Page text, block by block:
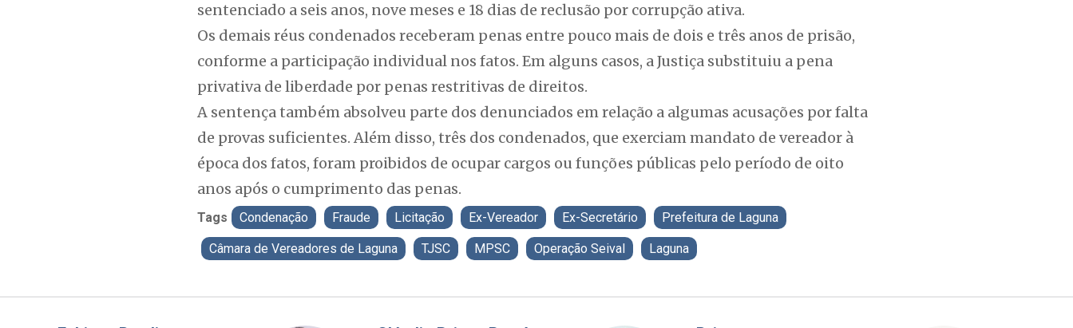
sentenciado a seis anos, nove meses e 18 dias de reclusão por corrupção ativa.
Os demais réus condenados receberam penas entre pouco mais de dois e três anos de prisão,
conforme a participação individual nos fatos. Em alguns casos, a Justiça substituiu a pena
privativa de liberdade por penas restritivas de direitos.
A sentença também absolveu parte dos denunciados em relação a algumas acusações por falta
de provas suficientes. Além disso, três dos condenados, que exerciam mandato de vereador à
época dos fatos, foram proibidos de ocupar cargos ou funções públicas pelo período de oito
anos após o cumprimento das penas.
Tags Condenação Fraude Licitação Ex-Vereador Ex-Secretário Prefeitura de Laguna
Câmara de Vereadores de Laguna TJSC MPSC Operação Seival Laguna